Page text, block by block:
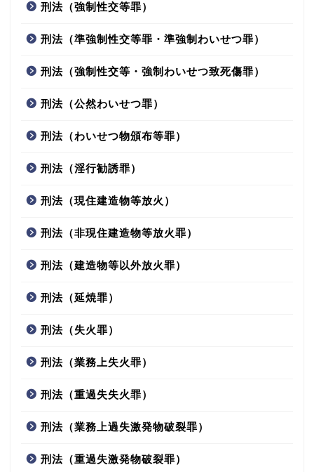
刑法（強制性交等罪）
刑法（準強制性交等罪・準強制わいせつ罪）
刑法（強制性交等・強制わいせつ致死傷罪）
刑法（公然わいせつ罪）
刑法（わいせつ物頒布等罪）
刑法（淫行勧誘罪）
刑法（現住建造物等放火）
刑法（非現住建造物等放火罪）
刑法（建造物等以外放火罪）
刑法（延焼罪）
刑法（失火罪）
刑法（業務上失火罪）
刑法（重過失失火罪）
刑法（業務上過失激発物破裂罪）
刑法（重過失激発物破裂罪）